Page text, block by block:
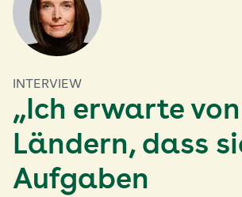
INTERVIEW
„Ich erwarte
Ländern, dass
Aufgaben